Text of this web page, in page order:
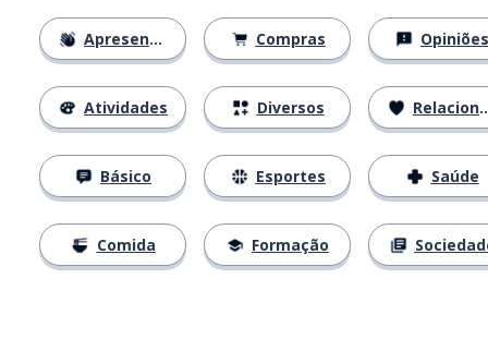
Apresentações
Atividades
Básico
Comida
Compras
Diversos
Esportes
Formação
Opiniões
Relacionamentos
Saúde